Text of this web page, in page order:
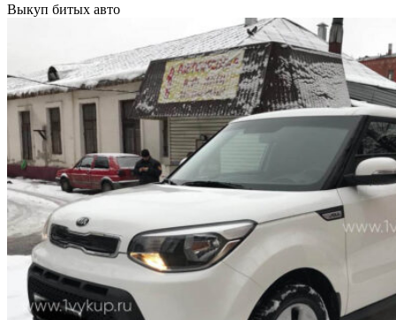
Выкуп битых авто